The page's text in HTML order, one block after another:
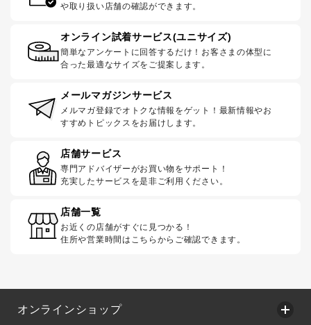
や取り扱い店舗の確認ができます。
オンライン試着サービス(ユニサイズ)
簡単なアンケートに回答するだけ！お客さまの体型に
合った最適なサイズをご提案します。
メールマガジンサービス
メルマガ登録でオトクな情報をゲット！最新情報やお
すすめトピックスをお届けします。
店舗サービス
専門アドバイザーがお買い物をサポート！
充実したサービスを是非ご利用ください。
店舗一覧
お近くの店舗がすぐに見つかる！
住所や営業時間はこちらからご確認できます。
オンラインショップ